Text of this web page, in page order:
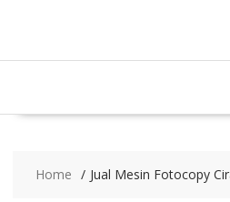
Home Jual Mesin Fotocopy